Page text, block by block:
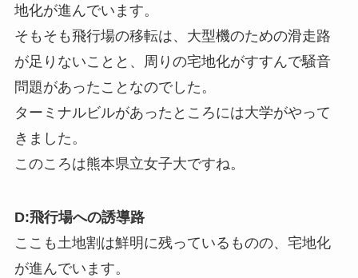
地化が進んでいます。
そもそも飛行場の移転は、大型機のための滑走路
が足りないことと、周りの宅地化がすすんで騒音
問題があったことなのでした。
ターミナルビルがあったところには大学がやって
きました。
このころは熊本県立女子大ですね。
D:飛行場への誘導路
ここも土地割は鮮明に残っているものの、宅地化
が進んでいます。